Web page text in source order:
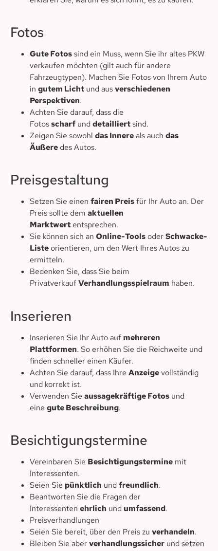
Fotos
Gute Fotossind ein Muss, wenn Sie ihr altes PKW
verkaufen möchten (gilt auch für andere
Fahrzeugtypen). Machen Sie Fotos von Ihrem Auto
in gutem Lichtund ausverschiedenen
Perspektiven.
Achten Sie darauf, dass die
Fotosscharfund detailliertsind.
Zeigen Sie sowohl das Innereals auch das
Äußeredes Autos.
Preisgestaltung
Setzen Sie einen fairen Preisfür Ihr Auto an. Der
Preis sollte dem aktuellen
Marktwertentsprechen.
Sie können sich an Online-ToolsoderSchwacke-
Listeorientieren, um den Wert Ihres Autos zu
ermitteln.
Bedenken Sie, dass Sie beim
PrivatverkaufVerhandlungsspielraum haben.
Inserieren
Inserieren Sie Ihr Auto auf mehreren
Plattformen. So erhöhen Sie die Reichweite und
finden schneller einen Käufer.
Achten Sie darauf, dass Ihre Anzeigevollständig
und korrekt ist.
Verwenden Sie aussagekräftige Fotosund
eine gute Beschreibung.
Besichtigungstermine
Vereinbaren Sie Besichtigungsterminemit
Interessenten.
Seien Sie pünktlich und freundlich.
Beantworten Sie die Fragen der
Interessenten ehrlich und umfassend.
Preisverhandlungen
Seien Sie bereit, über den Preis zu verhandeln.
Bleiben Sie aberverhandlungssicherund setzen